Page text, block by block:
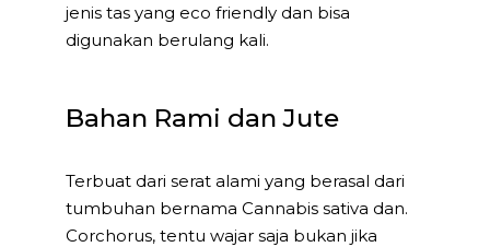
jenis tas yang eco friendly dan bisa
digunakan berulang kali.
Bahan Rami dan Jute
Terbuat dari serat alami yang berasal dari
tumbuhan bernama Cannabis sativa dan.
Corchorus, tentu wajar saja bukan jika